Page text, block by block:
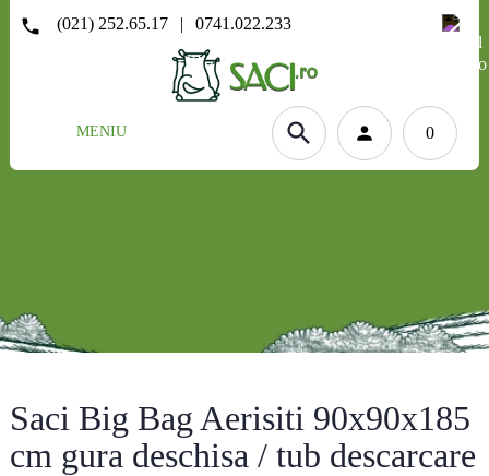
(021) 252.65.17 | 0741.022.233
MENIU 0
Saci Big Bag Aerisiti 90x90x185
cm gura deschisa / tub descarcare